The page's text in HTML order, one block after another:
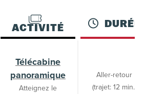
ACTIVITÉ DURÉE
Télécabine
panoramique
Atteignez le
Aller-retour
(trajet: 12 min.)